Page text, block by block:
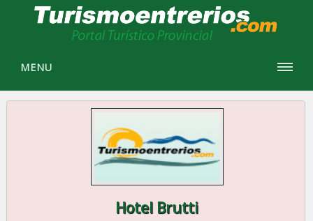
MENU
Hotel Brutti